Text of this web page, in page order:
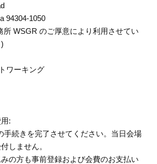
94304-1050
所 WSGR のご厚意により利用させてい
ワーキング
:
手続きを完了させてください。当日会場
しません。
の方も事前登録および会費のお支払い